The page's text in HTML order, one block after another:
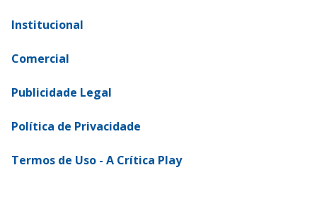
Institucional
Comercial
Publicidade Legal
Política de Privacidade
Termos de Uso - A Crítica Play